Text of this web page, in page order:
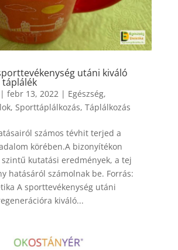
utáni kiváló
| febr 13, 2022| Egészség,
, Sporttáplálkozás, Táplálkozás
számos tévhit terjed a
körében.A bizonyítékon
kutatási eredmények, a tej
hatásáról számolnak be. Forrás:
A sporttevékenység utáni
kiváló...